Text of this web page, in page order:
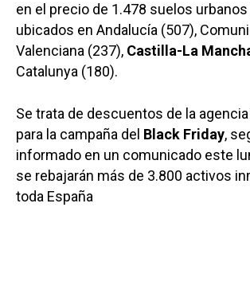
en el precio de 1.478 suelos
ubicados en Andalucía (507),
Valenciana (237), Castilla-La
Catalunya (180).
Se trata de descuentos de la
para la campaña del Black Friday,
informado en un comunicado este
se rebajarán más de 3.800 activos
toda España